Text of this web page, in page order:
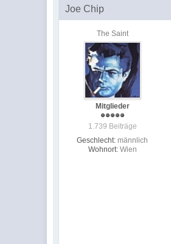
Joe Chip
The Saint
Mitglieder
1.739 Beiträge
Geschlecht: männlich
Wohnort: Wien